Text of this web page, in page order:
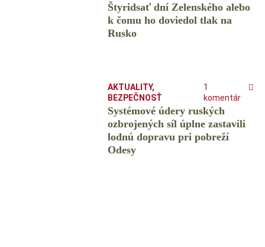
Štyridsať dní Zelenského alebo
k čomu ho doviedol tlak na
Rusko
AKTUALITY,
BEZPEČNOSŤ
1
komentár
Systémové údery ruských
ozbrojených síl úplne zastavili
lodnú dopravu pri pobreží
Odesy